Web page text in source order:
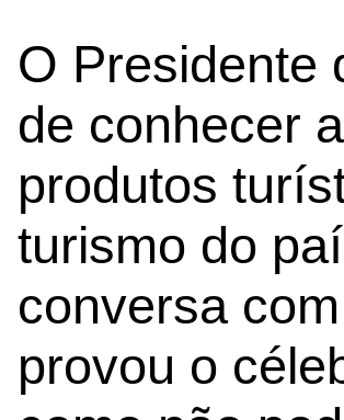
O Presidente
de conhecer
produtos
turismo do
conversa
provou o